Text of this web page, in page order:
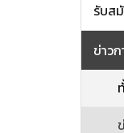
รับส
ข่าว